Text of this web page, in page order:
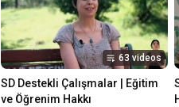
63 videos
SD Destekli Çalışmalar | Eğitim
ve Öğrenim Hakkı